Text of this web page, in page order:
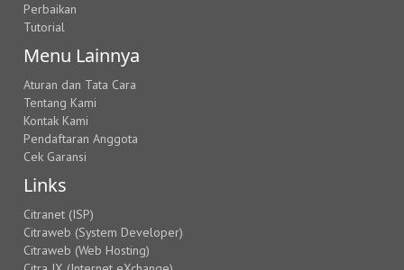
Perbaikan
Tutorial
Menu Lainnya
Aturan dan Tata Cara
Tentang Kami
Kontak Kami
Pendaftaran Anggota
Cek Garansi
Links
Citranet (ISP)
Citraweb (System Developer)
Citraweb (Web Hosting)